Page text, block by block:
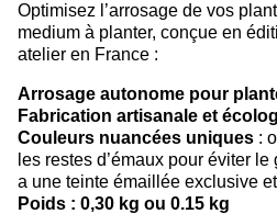
Optimisez l’arrosage de vos
medium à planter, conçue en
atelier en France :
Arrosage autonome pour
Fabrication artisanale et
Couleurs nuancées uniques :
les restes d’émaux pour éviter
a une teinte émaillée exclusive
Poids : 0,30 kg ou 0.15 kg